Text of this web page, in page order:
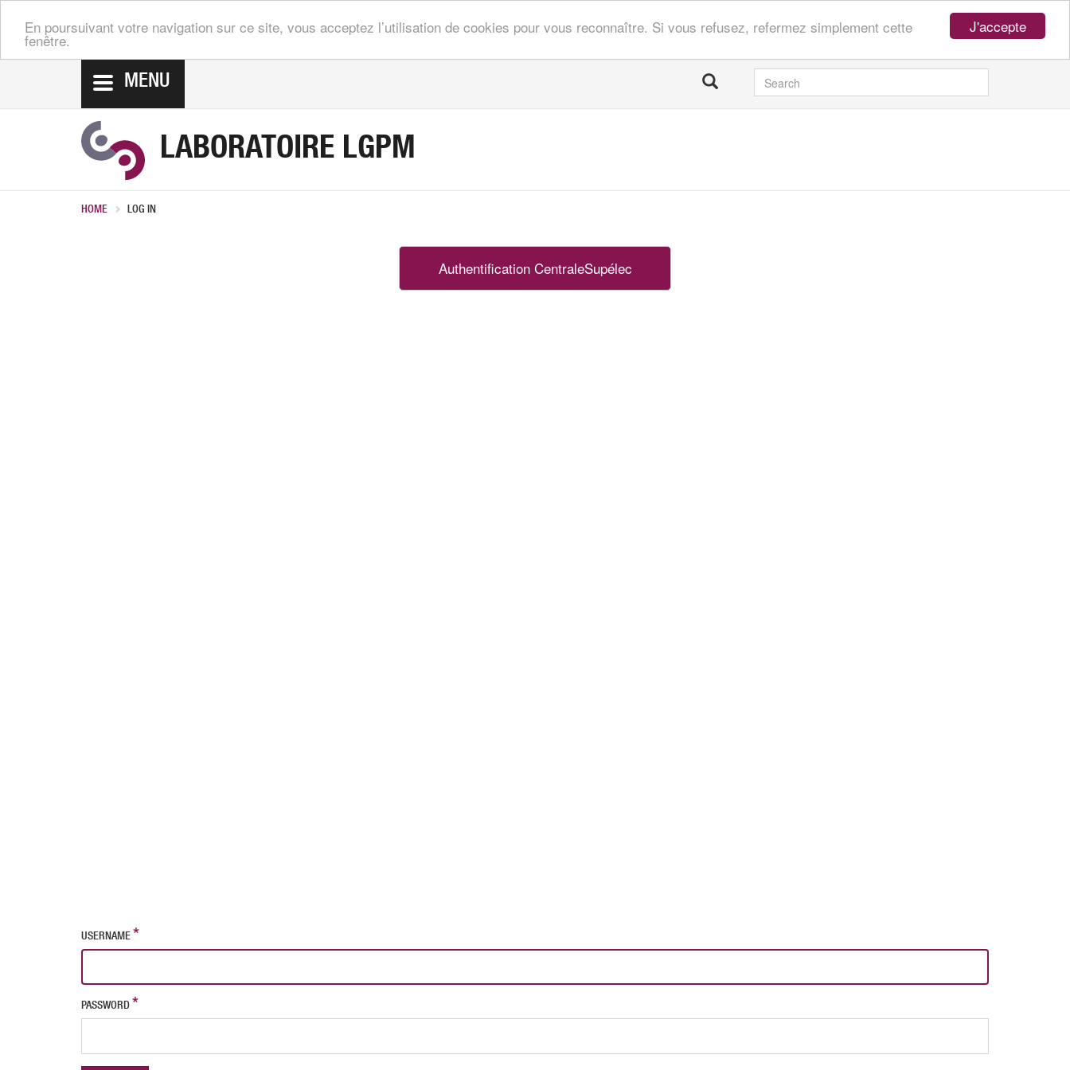
J'accepte
En poursuivant votre navigation sur ce site, vous acceptez l’utilisation de cookies pour vous reconnaître. Si vous refusez, refermez simplement cette
fenêtre.
MENU
LABORATOIRE LGPM
HOME LOG IN
Authentification CentraleSupélec
USERNAME
PASSWORD